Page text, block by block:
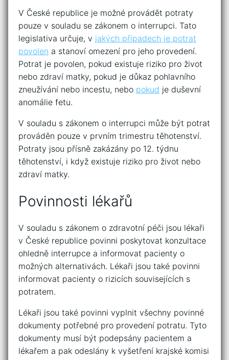
V České republice je možné provádět potraty
pouze v souladu se zákonem o interrupci. Tato
legislativa určuje, v jakých případech je potrat
povolen a stanoví omezení pro jeho provedení.
Potrat je povolen, pokud existuje riziko pro život
nebo zdraví matky, pokud je důkaz pohlavního
zneužívání nebo incestu, nebo pokud je duševní
anomálie fetu.
V souladu s zákonem o interrupci může být potrat
prováděn pouze v prvním trimestru těhotenství.
Potraty jsou přísně zakázány po 12. týdnu
těhotenství, i když existuje riziko pro život nebo
zdraví matky.
Povinnosti lékařů
V souladu s zákonem o zdravotní péči jsou lékaři
v České republice povinni poskytovat konzultace
ohledně interrupce a informovat pacienty o
možných alternativách. Lékaři jsou také povinni
informovat pacienty o rizicích souvisejících s
potratem.
Lékaři jsou také povinni vyplnit všechny povinné
dokumenty potřebné pro provedení potratu. Tyto
dokumenty musí být podepsány pacientem a
lékařem a pak odeslány k vyšetření krajské komisi